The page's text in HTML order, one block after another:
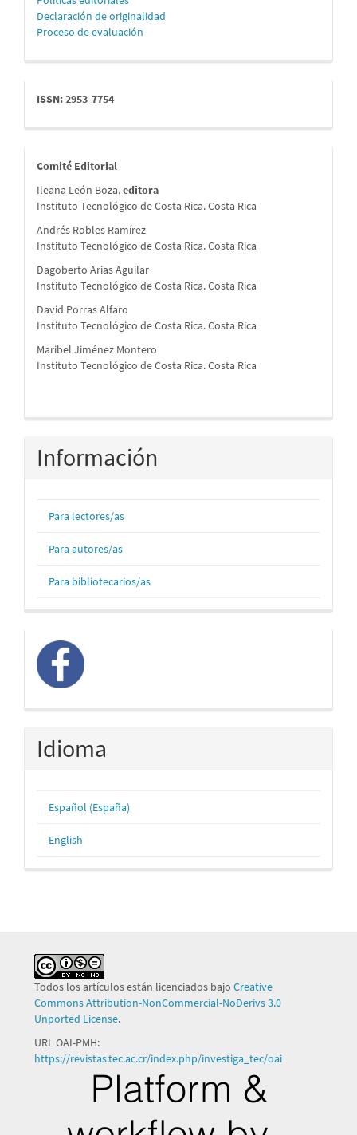
Declaración de originalidad
Proceso de evaluación
issn
ISSN: 2953-7754
comite
Comité Editorial
Ileana León Boza,editora
Instituto Tecnológico de Costa Rica. Costa Rica
Andrés Robles Ramírez
Instituto Tecnológico de Costa Rica. Costa Rica
Dagoberto Arias Aguilar
Instituto Tecnológico de Costa Rica. Costa Rica
David Porras Alfaro
Instituto Tecnológico de Costa Rica. Costa Rica
Maribel Jiménez Montero
Instituto Tecnológico de Costa Rica. Costa Rica
Información
Para lectores/as
Para autores/as
Para bibliotecarios/as
facebook
Idioma
Español (España)
English
Todos los artículos están licenciados bajo Creative
Commons Attribution-NonCommercial-NoDerivs 3.0
Unported License.
URL OAI-PMH:
https://revistas.tec.ac.cr/index.php/investiga_tec/oai